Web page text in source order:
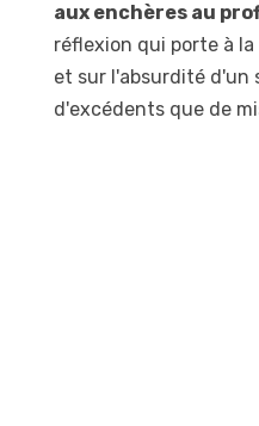
aux enchères au
réflexion qui porte à
et sur l'absurdité
d'excédents que de